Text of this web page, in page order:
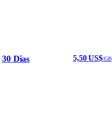
30 Dias 5,50 US$/GB